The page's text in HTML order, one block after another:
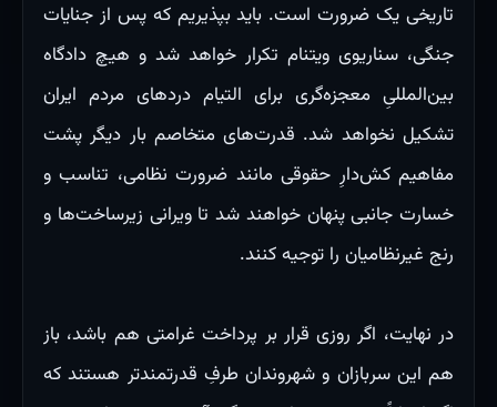
تاریخی یک ضرورت است. باید بپذیریم که پس از جنایات
جنگی، سناریوی ویتنام تکرار خواهد شد و هیچ دادگاه
بین‌المللیِ معجزه‌گری برای التیام دردهای مردم ایران
تشکیل نخواهد شد. قدرت‌های متخاصم بار دیگر پشت
مفاهیم کش‌دارِ حقوقی مانند ضرورت نظامی، تناسب و
خسارت جانبی پنهان خواهند شد تا ویرانی زیرساخت‌ها و
رنج غیرنظامیان را توجیه کنند.
در نهایت، اگر روزی قرار بر پرداخت غرامتی هم باشد، باز
هم این سربازان و شهروندان طرفِ قدرتمندتر هستند که